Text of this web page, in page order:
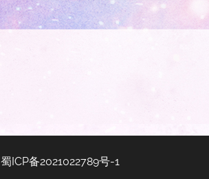
蜀ICP备2021022789号-1